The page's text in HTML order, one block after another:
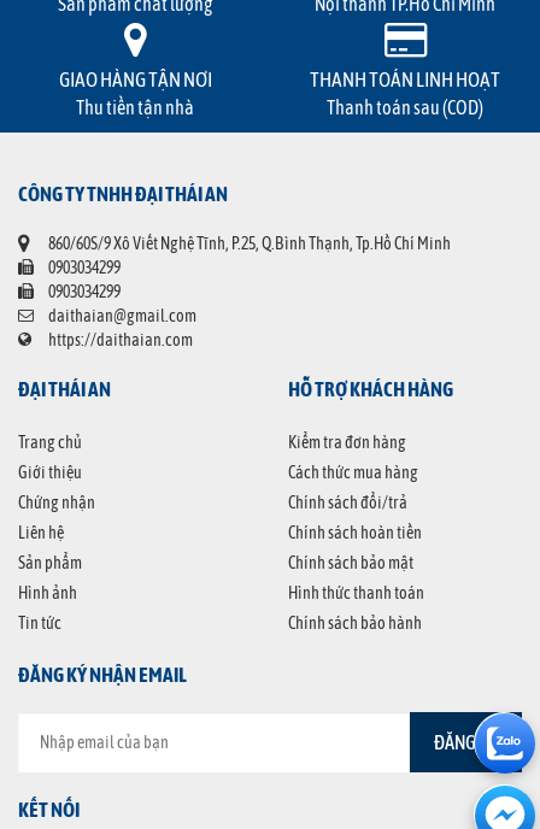
GIAO HÀNG TẬN NƠI
Thu tiền tận nhà
THANH TOÁN LINH HOẠT
Thanh toán sau (COD)
CÔNG TY TNHH ĐẠI THÁI AN
860/60S/9 Xô Viết Nghệ Tĩnh, P.25, Q.Bình Thạnh, Tp.Hồ Chí Minh
0903034299
0903034299
daithaian@gmail.com
https://daithaian.com
ĐẠI THÁI AN
Trang chủ
Giới thiệu
Chứng nhận
Liên hệ
Sản phẩm
Hình ảnh
Tin tức
HỖ TRỢ KHÁCH HÀNG
Kiểm tra đơn hàng
Cách thức mua hàng
Chính sách đổi/trả
Chính sách hoàn tiền
Chính sách bảo mật
Hình thức thanh toán
Chính sách bảo hành
ĐĂNG KÝ NHẬN EMAIL
KẾT NỐI